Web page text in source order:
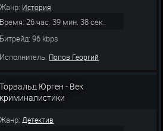
Жанр: История
Время: 26 час. 39 мин. 38 сек.
Битрейд: 96 kbps
Исполнитель: Попов Георгий
Торвальд Юрген - Век
криминалистики
Жанр:Детектив